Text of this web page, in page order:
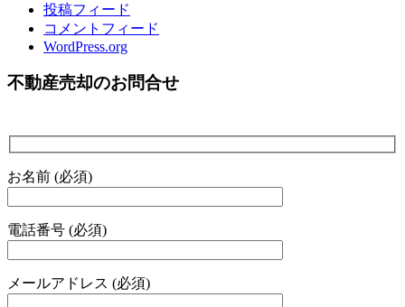
投稿フィード
コメントフィード
WordPress.org
不動産売却のお問合せ
お名前 (必須)
電話番号 (必須)
メールアドレス (必須)